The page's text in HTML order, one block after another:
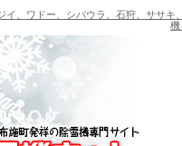
ワドー、シバウラ、石狩、ササキ
機